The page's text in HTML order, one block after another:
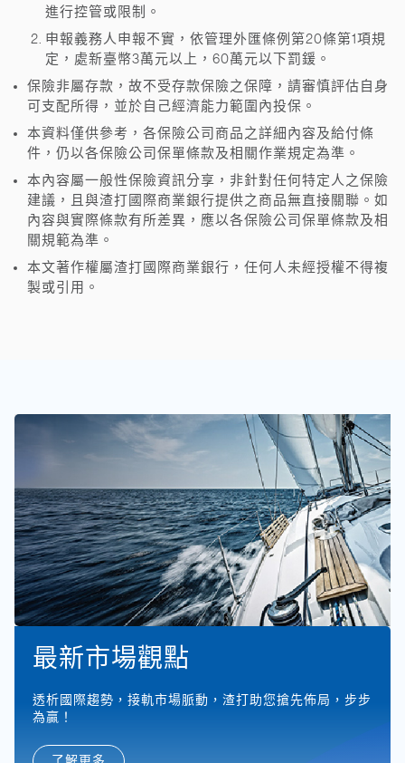
進行控管或限制。
申報義務人申報不實，依管理外匯條例第20條第1項規
定，處新臺幣3萬元以上，60萬元以下罰鍰。
保險非屬存款，故不受存款保險之保障，請審慎評估自身
可支配所得，並於自己經濟能力範圍內投保。
本資料僅供參考，各保險公司商品之詳細內容及給付條
件，仍以各保險公司保單條款及相關作業規定為準。
本內容屬一般性保險資訊分享，非針對任何特定人之保險
建議，且與渣打國際商業銀行提供之商品無直接關聯。如
內容與實際條款有所差異，應以各保險公司保單條款及相
關規範為準。
本文著作權屬渣打國際商業銀行，任何人未經授權不得複
製或引用。
最新市場觀點
透析國際趨勢，接軌市場脈動，渣打助您搶先佈局，步步
為贏！